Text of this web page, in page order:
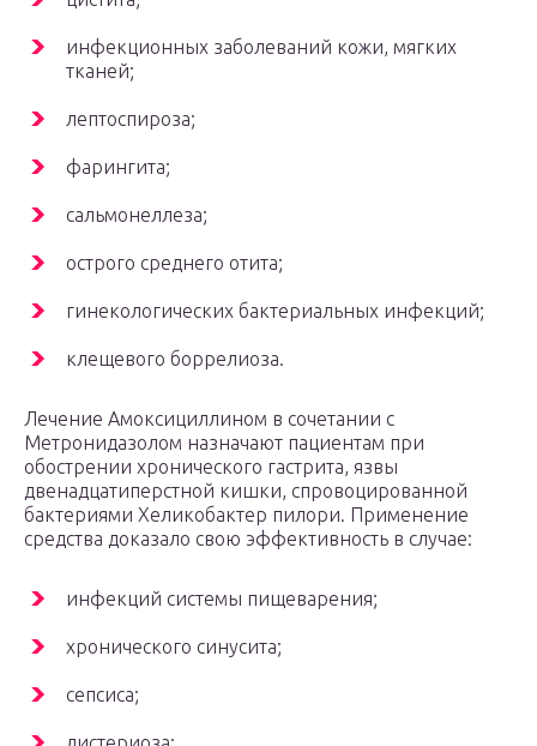
инфекционных заболеваний кожи, мягких
тканей;
лептоспироза;
фарингита;
сальмонеллеза;
острого среднего отита;
гинекологических бактериальных инфекций;
клещевого боррелиоза.
Лечение Амоксициллином в сочетании с
Метронидазолом назначают пациентам при
обострении хронического гастрита, язвы
двенадцатиперстной кишки, спровоцированной
бактериями Хеликобактер пилори. Применение
средства доказало свою эффективность в случае:
инфекций системы пищеварения;
хронического синусита;
сепсиса;